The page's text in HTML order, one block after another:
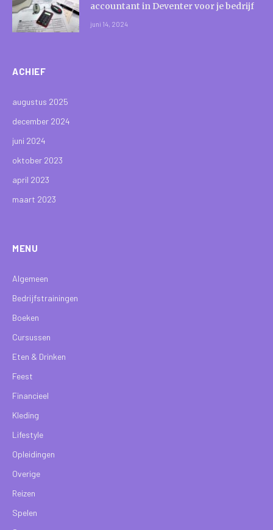
accountant in Deventer voor je bedrijf
juni 14, 2024
ACHIEF
augustus 2025
december 2024
juni 2024
oktober 2023
april 2023
maart 2023
MENU
Algemeen
Bedrijfstrainingen
Boeken
Cursussen
Eten & Drinken
Feest
Financieel
Kleding
Lifestyle
Opleidingen
Overige
Reizen
Spelen